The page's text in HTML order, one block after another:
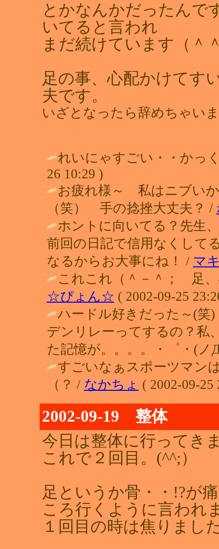
とかなんかだったんで
いてると言われ
まだ続けています（＾
足の事、心配かけてす
夫です。
いざとなったら辞めちゃい
れいにゃすごい・・かっ
26 10:29 )
お疲れ様～ 私はニブい
（笑） 手の捻挫大丈夫？ /
ホントに向いてる？先生
前回の日記で信用なくし
なるからお大事にね！ / マ
これこれ（＾－＾； 足
☆ぴょん☆ ( 2002-09-25
ハードル好きだった～(
デンリレーってするの？私
た記憶が。。。。・゜・(
すごいなぁスポーツマン
（？ / なかちょ ( 2002-09-25
2002-09-19 整体
今日は整体に行ってき
これで２回目。(^^;）
足というか骨・・!?が
ころ行くように言われ
１回目の時は焦りまし